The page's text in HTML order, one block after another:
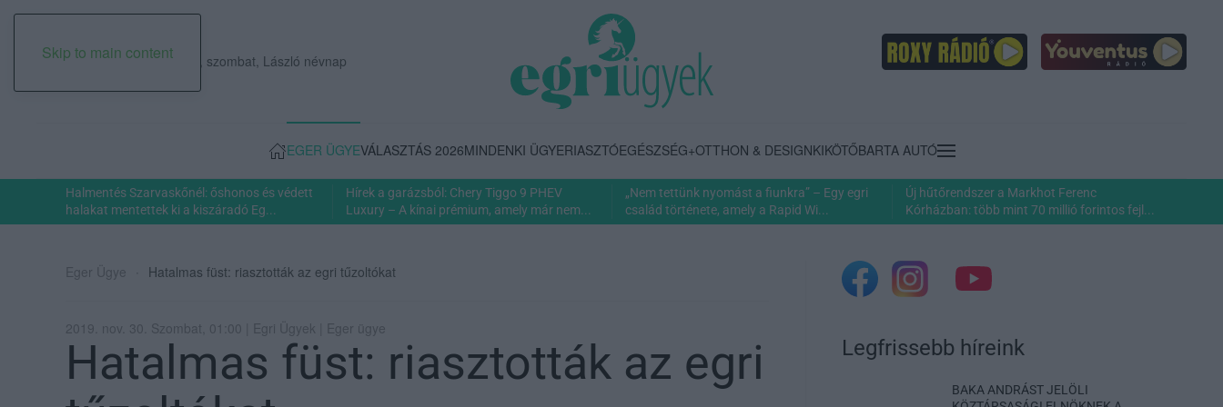
Skip to main content
2026. augusztus 08., szombat, László névnap
EGER ÜGYEVÁLASZTÁS 2026MINDENKI ÜGYERIASZTÓEGÉSZSÉG+OTTHON & DESIGNKIKÖTŐBARTA AUTÓ
Halmentés Szarvaskőnél: őshonos és védett
halakat mentettek ki a kiszáradó Eg...
Hírek a garázsból: Chery Tiggo 9 PHEV
Luxury – A kínai prémium, amely már nem...
„Nem tettünk nyomást a fiunkra” – Egy egri
család története, amely a Rapid Wi...
Új hűtőrendszer a Markhot Ferenc
Kórházban: több mint 70 millió forintos fejl...
Eger Ügye Hatalmas füst: riasztották az egri tűzoltókat
2019. nov. 30. Szombat, 01:00 | Egri Ügyek | Eger ügye
Hatalmas füst: riasztották az egri
Legfrissebb híreink
BAKA ANDRÁST JELÖLI